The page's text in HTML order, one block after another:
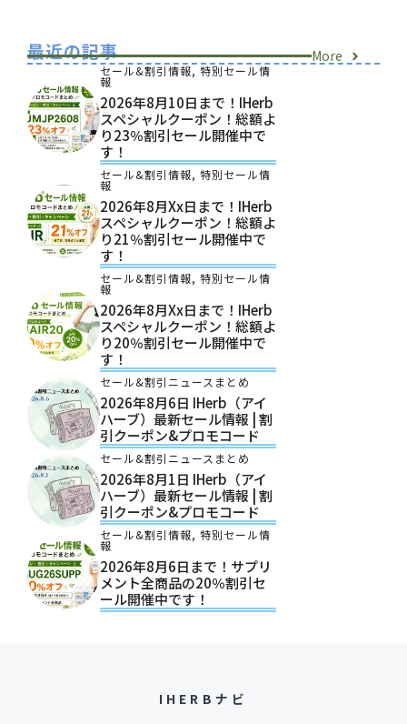
最近の記事 More
セール&割引情報, 特別セール情
報
2026年8月10日まで！iHerb
スペシャルクーポン！総額よ
り23％割引セール開催中で
す！
セール&割引情報, 特別セール情
報
2026年8月xx日まで！iHerb
スペシャルクーポン！総額よ
り21％割引セール開催中で
す！
セール&割引情報, 特別セール情
報
2026年8月xx日まで！iHerb
スペシャルクーポン！総額よ
り20％割引セール開催中で
す！
セール&割引ニュースまとめ
2026年8月6日 IHerb（アイ
ハーブ）最新セール情報 | 割
引クーポン&プロモコード
セール&割引ニュースまとめ
2026年8月1日 IHerb（アイ
ハーブ）最新セール情報 | 割
引クーポン&プロモコード
セール&割引情報, 特別セール情
報
2026年8月6日まで！サプリ
メント全商品の20％割引セ
ール開催中です！
IHERBナビ